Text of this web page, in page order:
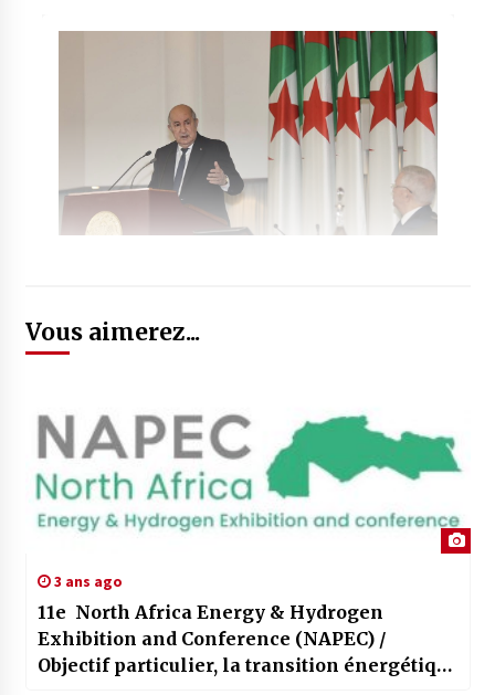
Vous aimerez...
3 ans ago
11e North Africa Energy & Hydrogen
Exhibition and Conference (NAPEC) /
Objectif particulier, la transition énergétique